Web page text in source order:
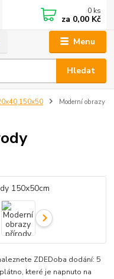
Menu
Hledat
0 ks
za 0,00 Kč
Moderní obrazy
ZDEDoba dodání: 5
které je napnuto na